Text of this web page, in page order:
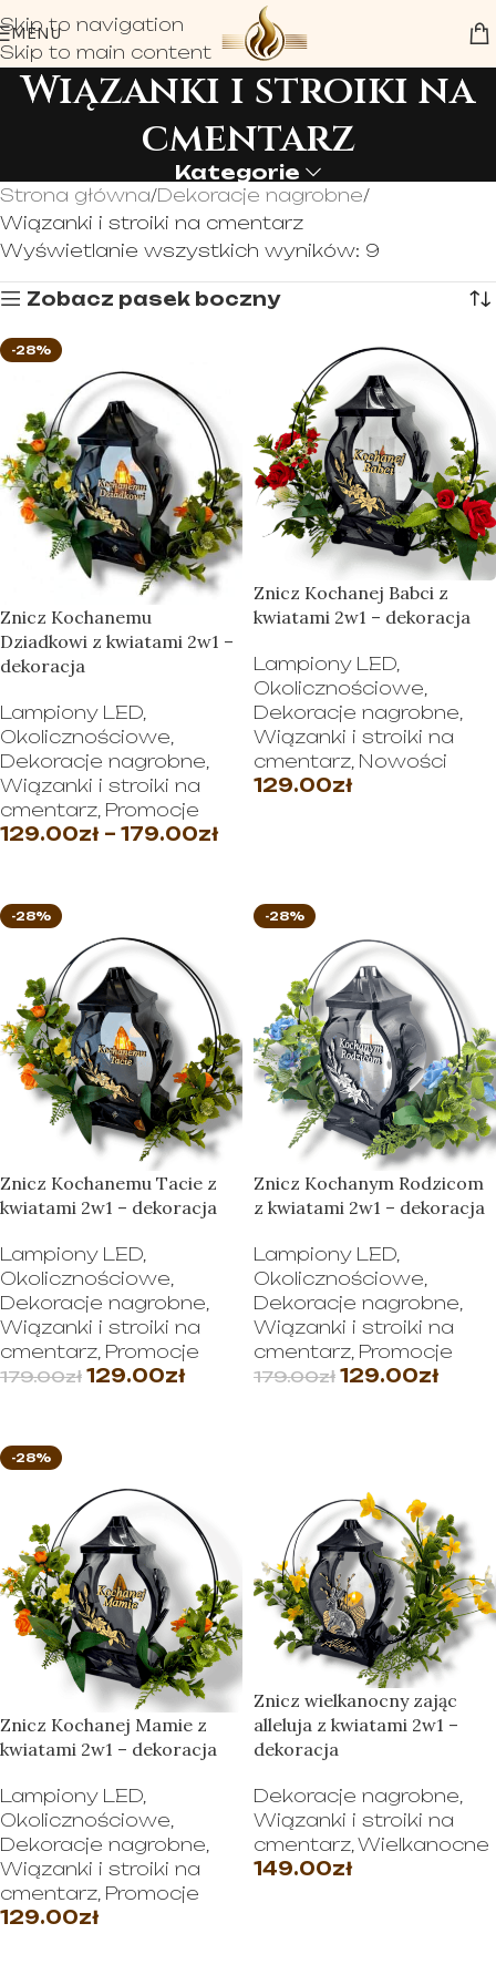
Skip to navigation
Skip to main content
MENU
Wiązanki i stroiki na
cmentarz
Kategorie
Strona główna Dekoracje nagrobne
Wiązanki i stroiki na cmentarz
Wyświetlanie wszystkich wyników: 9
Zobacz pasek boczny
-28%
Znicz Kochanemu
Dziadkowi z kwiatami 2w1 –
dekoracja
Lampiony LED,
Okolicznościowe,
Dekoracje nagrobne,
Wiązanki i stroiki na
cmentarz, Promocje
129.00zł – 179.00zł
Znicz Kochanej Babci z
kwiatami 2w1 – dekoracja
Lampiony LED,
Okolicznościowe,
Dekoracje nagrobne,
Wiązanki i stroiki na
cmentarz, Nowości
129.00zł
-28%
Znicz Kochanemu Tacie z
kwiatami 2w1 – dekoracja
Lampiony LED,
Okolicznościowe,
Dekoracje nagrobne,
Wiązanki i stroiki na
cmentarz, Promocje
179.00zł 129.00zł
-28%
Znicz Kochanym Rodzicom
z kwiatami 2w1 – dekoracja
Lampiony LED,
Okolicznościowe,
Dekoracje nagrobne,
Wiązanki i stroiki na
cmentarz, Promocje
179.00zł 129.00zł
-28%
Znicz Kochanej Mamie z
kwiatami 2w1 – dekoracja
Lampiony LED,
Okolicznościowe,
Dekoracje nagrobne,
Wiązanki i stroiki na
cmentarz, Promocje
129.00zł
Znicz wielkanocny zając
alleluja z kwiatami 2w1 –
dekoracja
Dekoracje nagrobne,
Wiązanki i stroiki na
cmentarz, Wielkanocne
149.00zł